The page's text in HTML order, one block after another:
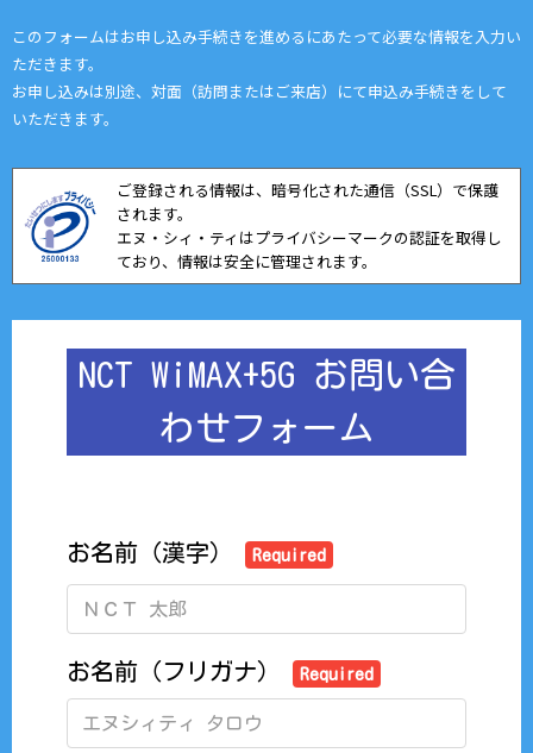
このフォームはお申し込み手続きを進めるにあたって必要な情報を入力い
ただきます。
お申し込みは別途、対面（訪問またはご来店）にて申込み手続きをして
いただきます。
ご登録される情報は、暗号化された通信（SSL）で保護
されます。
エヌ・シィ・ティはプライバシーマークの認証を取得し
ており、情報は安全に管理されます。